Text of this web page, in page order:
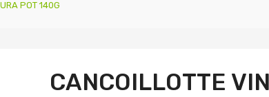
POT 140G
CANCOILLOTTE